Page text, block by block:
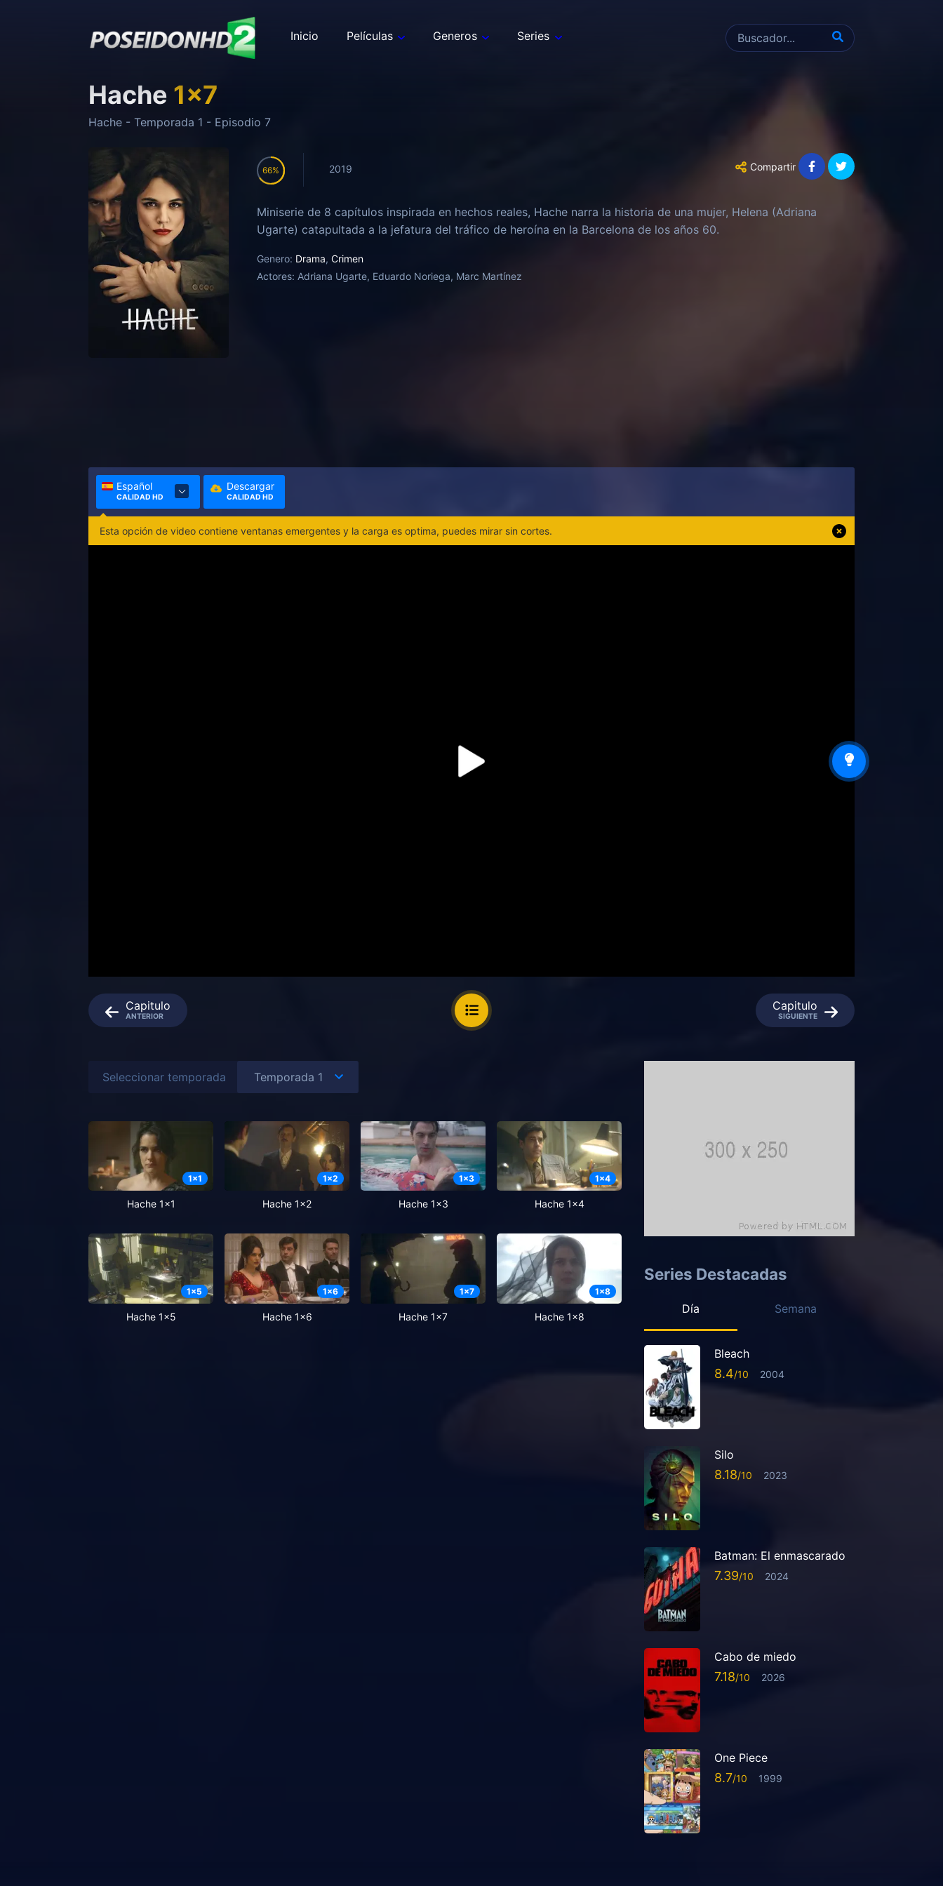
Inicio Películas Generos Series
Hache 1x7
Hache - Temporada 1 - Episodio 7
66 2019 Compartir
Miniserie de 8 capítulos inspirada en hechos reales, Hache narra la historia de una mujer, Helena (Adriana
Ugarte) catapultada a la jefatura del tráfico de heroína en la Barcelona de los años 60.
Genero: Drama, Crimen
Actores: Adriana Ugarte, Eduardo Noriega, Marc Martínez
Español
CALIDAD HD
Descargar
CALIDAD HD
Esta opción de video contiene ventanas emergentes y la carga es optima, puedes mirar sin cortes.
Capitulo
ANTERIOR
Capitulo
SIGUIENTE
Seleccionar temporada
1x1
Hache 1x1
1x2
Hache 1x2
1x3
Hache 1x3
1x4
Hache 1x4
1x5
Hache 1x5
1x6
Hache 1x6
1x7
Hache 1x7
1x8
Hache 1x8
Series Destacadas
Día Semana
Bleach
8.4 2004
Silo
8.18 2023
Batman: El enmascarado
7.39 2024
Cabo de miedo
7.18 2026
One Piece
8.7 1999